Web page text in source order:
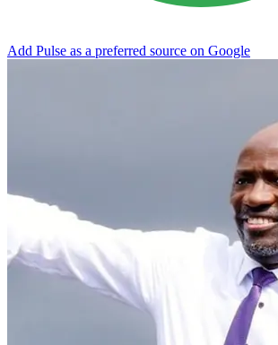
Add Pulse as a preferred source on Google